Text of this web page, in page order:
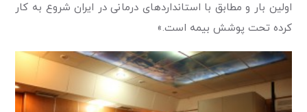
اولین بار و مطابق با استانداردهای درمانی در ایران شروع به کار
کرده تحت پوشش بیمه است.»